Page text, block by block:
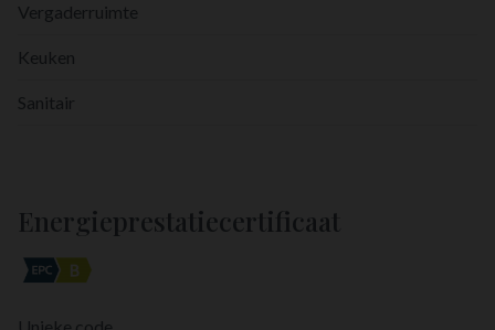
Vergaderruimte
Keuken
Sanitair
Energieprestatiecertificaat